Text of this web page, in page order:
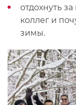
отдохнуть
коллег и
зимы.